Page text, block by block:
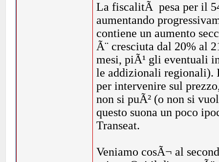
La fiscalitÃ pesa per il
aumentando
contiene un aumento
Ã¨ cresciuta dal 20% al
mesi, piÃ¹ gli eventuali
le addizionali regionali).
per intervenire sul
non si puÃ² (o non si
questo suona un poco
Transeat.
Veniamo cosÃ¬ al